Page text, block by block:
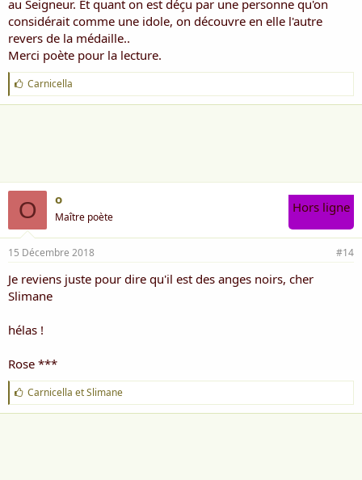
au Seigneur. Et quant on est déçu par une personne qu'on
considérait comme une idole, on découvre en elle l'autre
revers de la médaille..
Merci poète pour la lecture.
J
'
a
Carnicella
O o
Maître poète
Hors ligne
15 Décembre 2018 #14
Je reviens juste pour dire qu'il est des anges noirs, cher
Slimane
hélas !
Rose ***
J
'
a
Carnicella etSlimane